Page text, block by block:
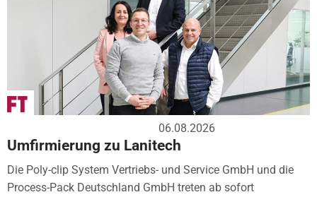
06.08.2026
Umfirmierung zu Lanitech
Die Poly-clip System Vertriebs- und Service GmbH und die
Process-Pack Deutschland GmbH treten ab sofort